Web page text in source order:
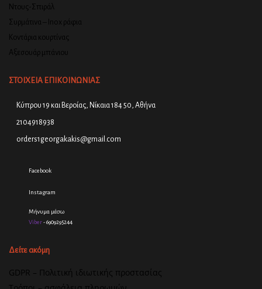
Ντους-Σπιράλ
Συρμάτινα – Inox ράφια
Κοντάρια κουρτίνας
Αξεσουάρ μπάνιου
ΣΤΟΙΧΕΙΑ ΕΠΙΚΟΙΝΩΝΙΑΣ
Κύπρου 19 και Βεροίας, Νίκαια 184 50, Αθήνα
2104918938
orders1georgakakis@gmail.com
Facebook
Instagram
Μήνυμα μέσω
Viber- 6909295244
Δείτε ακόμη
GDPR – Πολιτική ιδιωτικής προστασίας